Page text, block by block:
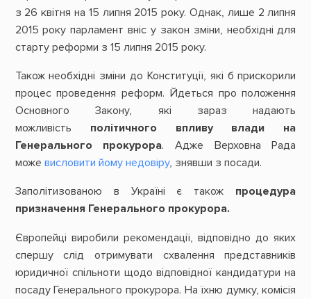
з 26 квітня на 15 липня 2015 року. Однак, лише 2 липня
2015 року парламент вніс у закон зміни, необхідні для
старту реформи з 15 липня 2015 року.
Також необхідні зміни до Конституції, які б прискорили
процес проведення реформ. Йдеться про положення
Основного Закону, які зараз надають
можливість політичного впливу влади на
Генерального прокурора. Адже Верховна Рада
може висловити йому недовіру, знявши з посади.
Заполітизованою в Україні є також процедура
призначення Генерального прокурора.
Європейці виробили рекомендації, відповідно до яких
спершу слід отримувати схвалення представників
юридичної спільноти щодо відповідної кандидатури на
посаду Генерального прокурора. На їхню думку, комісія